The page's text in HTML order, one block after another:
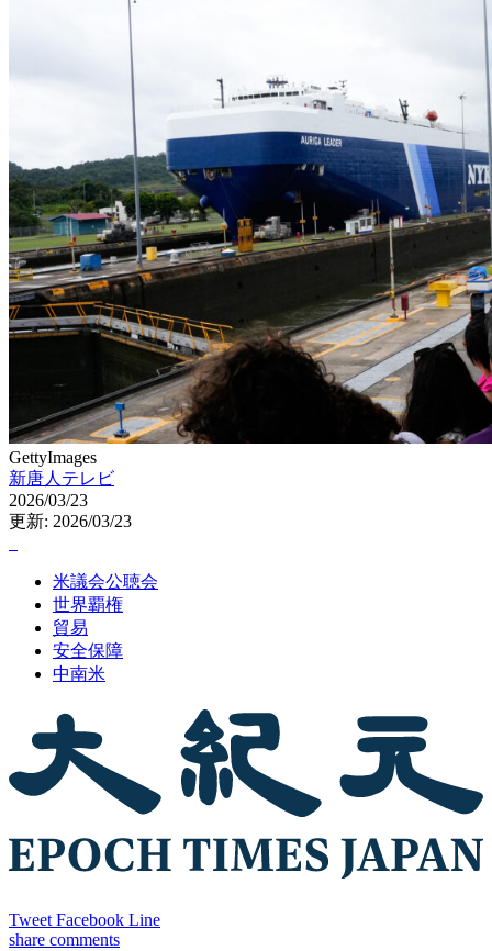
GettyImages
新唐人テレビ
2026/03/23
更新: 2026/03/23
米議会公聴会
世界覇権
貿易
安全保障
中南米
Tweet Facebook Line
share comments